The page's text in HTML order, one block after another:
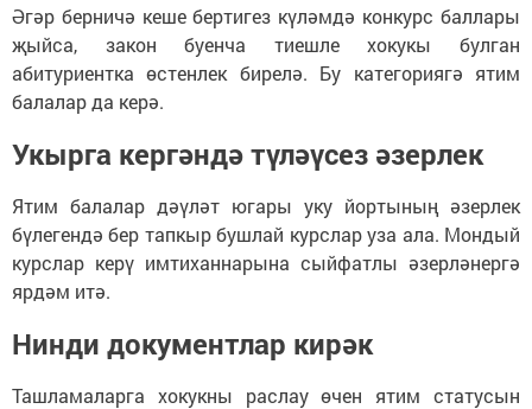
Әгәр берничә кеше бертигез күләмдә конкурс баллары
җыйса, закон буенча тиешле хокукы булган
абитуриентка өстенлек бирелә. Бу категориягә ятим
балалар да керә.
Укырга кергәндә түләүсез әзерлек
Ятим балалар дәүләт югары уку йортының әзерлек
бүлегендә бер тапкыр бушлай курслар уза ала. Мондый
курслар керү имтиханнарына сыйфатлы әзерләнергә
ярдәм итә.
Нинди документлар кирәк
Ташламаларга хокукны раслау өчен ятим статусын